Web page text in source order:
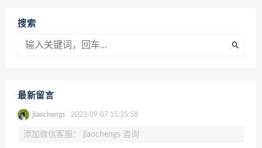
搜索
最新留言
jiaochengs 2023-09-07 15:35:58
添加微信客服： jiaochengs 咨询